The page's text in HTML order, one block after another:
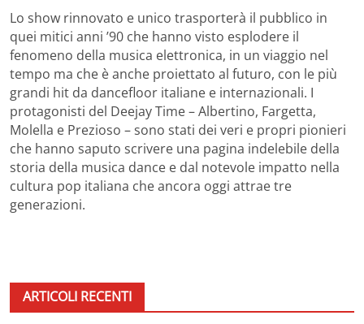
Lo show rinnovato e unico trasporterà il pubblico in
quei mitici anni ’90 che hanno visto esplodere il
fenomeno della musica elettronica, in un viaggio nel
tempo ma che è anche proiettato al futuro, con le più
grandi hit da dancefloor italiane e internazionali. I
protagonisti del Deejay Time – Albertino, Fargetta,
Molella e Prezioso – sono stati dei veri e propri pionieri
che hanno saputo scrivere una pagina indelebile della
storia della musica dance e dal notevole impatto nella
cultura pop italiana che ancora oggi attrae tre
generazioni.
ARTICOLI RECENTI